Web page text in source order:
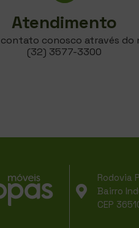
Atendimento
conosco através do
(32) 3577-3300
Rodovia
Bairro
CEP